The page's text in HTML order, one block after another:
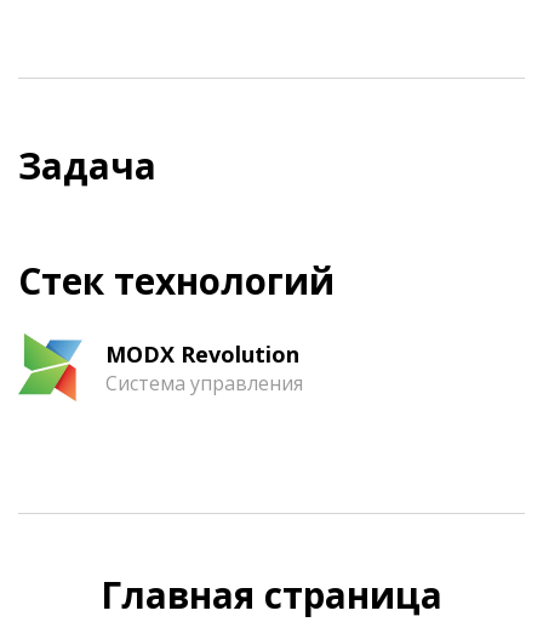
Задача
Стек технологий
MODX Revolution
Система управления
Главная страница